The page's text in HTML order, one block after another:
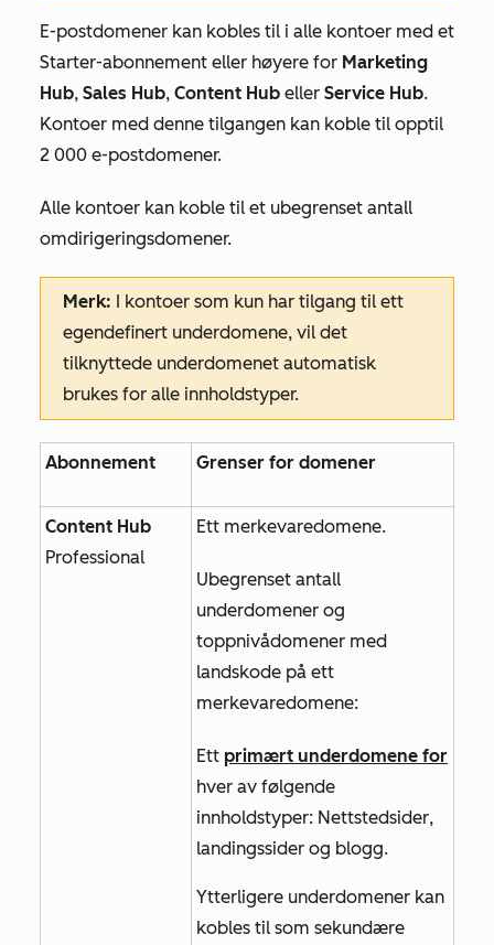
E-postdomener kan kobles til i alle kontoer med et
Starter-abonnement eller høyere for Marketing
Hub, Sales Hub, Content Hub eller Service Hub.
Kontoer med denne tilgangen kan koble til opptil
2 000 e-postdomener.
Alle kontoer kan koble til et ubegrenset antall
omdirigeringsdomener.
Merk: I kontoer som kun har tilgang til ett
egendefinert underdomene, vil det
tilknyttede underdomenet automatisk
brukes for alle innholdstyper.
Abonnement Grenser for domener
Content Hub
Professional
Ett merkevaredomene.
Ubegrenset antall
underdomener og
toppnivådomener med
landskode på ett
merkevaredomene:
Ett primært underdomene for
hver av følgende
innholdstyper: Nettstedsider,
landingssider og blogg.
Ytterligere underdomener kan
kobles til som sekundære